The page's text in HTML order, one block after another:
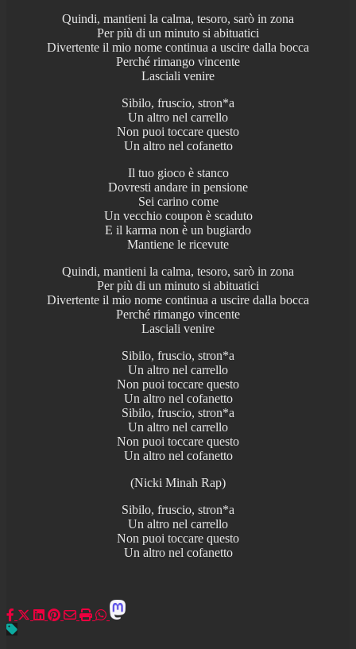
Quindi, mantieni la calma, tesoro, sarò in zona
Per più di un minuto si abituatici
Divertente il mio nome continua a uscire dalla bocca
Perché rimango vincente
Lasciali venire
Sibilo, fruscio, stron*a
Un altro nel carrello
Non puoi toccare questo
Un altro nel cofanetto
Il tuo gioco è stanco
Dovresti andare in pensione
Sei carino come
Un vecchio coupon è scaduto
E il karma non è un bugiardo
Mantiene le ricevute
Quindi, mantieni la calma, tesoro, sarò in zona
Per più di un minuto si abituatici
Divertente il mio nome continua a uscire dalla bocca
Perché rimango vincente
Lasciali venire
Sibilo, fruscio, stron*a
Un altro nel carrello
Non puoi toccare questo
Un altro nel cofanetto
Sibilo, fruscio, stron*a
Un altro nel carrello
Non puoi toccare questo
Un altro nel cofanetto
(Nicki Minah Rap)
Sibilo, fruscio, stron*a
Un altro nel carrello
Non puoi toccare questo
Un altro nel cofanetto